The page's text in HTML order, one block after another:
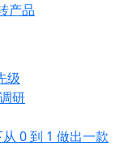
产品
级
研
0 到 1 做出一款